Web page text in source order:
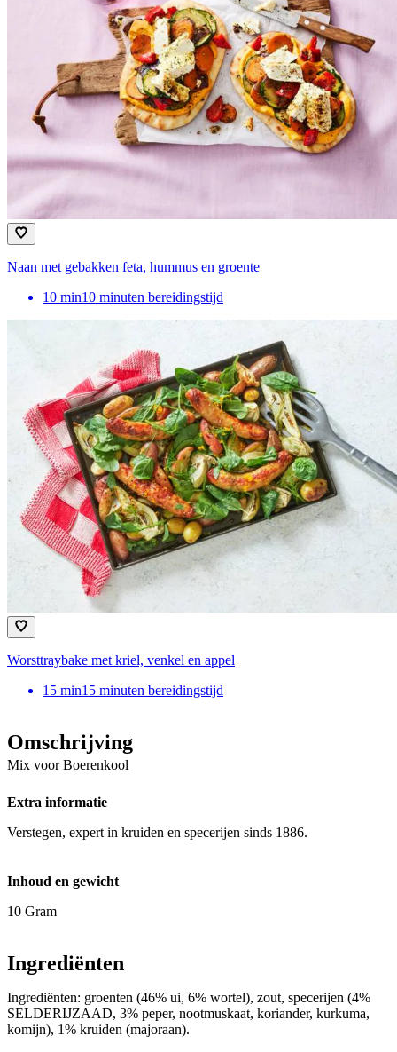
Naan met gebakken feta, hummus en groente
10 min10 minuten bereidingstijd
Worsttraybake met kriel, venkel en appel
15 min15 minuten bereidingstijd
Omschrijving
Mix voor Boerenkool
Extra informatie
Verstegen, expert in kruiden en specerijen sinds 1886.
Inhoud en gewicht
10 Gram
Ingrediënten
Ingrediënten: groenten (46% ui, 6% wortel), zout, specerijen (4%
SELDERIJZAAD, 3% peper, nootmuskaat, koriander, kurkuma,
komijn), 1% kruiden (majoraan).